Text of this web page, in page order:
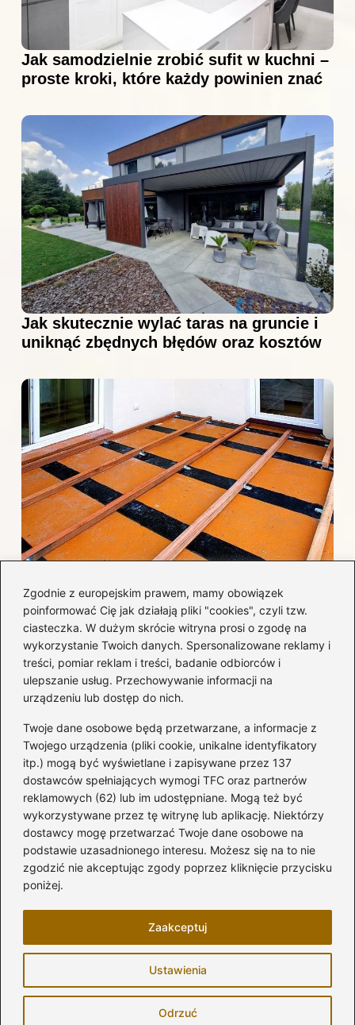
Zgodnie z europejskim prawem, mamy obowiązek
poinformować Cię jak działają pliki "cookies", czyli tzw.
ciasteczka. W dużym skrócie witryna prosi o zgodę na
wykorzystanie Twoich danych. Spersonalizowane reklamy i
treści, pomiar reklam i treści, badanie odbiorców i
ulepszanie usług. Przechowywanie informacji na
urządzeniu lub dostęp do nich.
Twoje dane osobowe będą przetwarzane, a informacje z
Twojego urządzenia (pliki cookie, unikalne identyfikatory
itp.) mogą być wyświetlane i zapisywane przez 137
dostawców spełniających wymogi TFC oraz partnerów
reklamowych (62) lub im udostępniane. Mogą też być
wykorzystywane przez tę witrynę lub aplikację. Niektórzy
dostawcy mogę przetwarzać Twoje dane osobowe na
podstawie uzasadnionego interesu. Możesz się na to nie
zgodzić nie akceptując zgody poprzez kliknięcie przycisku
poniżej.
Ustawienia
Odrzuć
Zaakceptuj
Jak samodzielnie zrobić sufit w kuchni –
proste kroki, które każdy powinien znać
Jak skutecznie wylać taras na gruncie i
uniknąć zbędnych błędów oraz kosztów
Jak efektywnie wykończyć taras
betonowy, by uniknąć najczęstszych
błędów i kosztów?
Kategorie
Aranżacja wnętrz (282)
Dom(171)
Innowacje(10)
Kuchnia(32)
Łazienka(43)
Meble i elektronika(74)
Ogród(81)
Remont(17)
Copyright © 2026 modelarskie.pl
Zasady użytkowania
Napisz do nas